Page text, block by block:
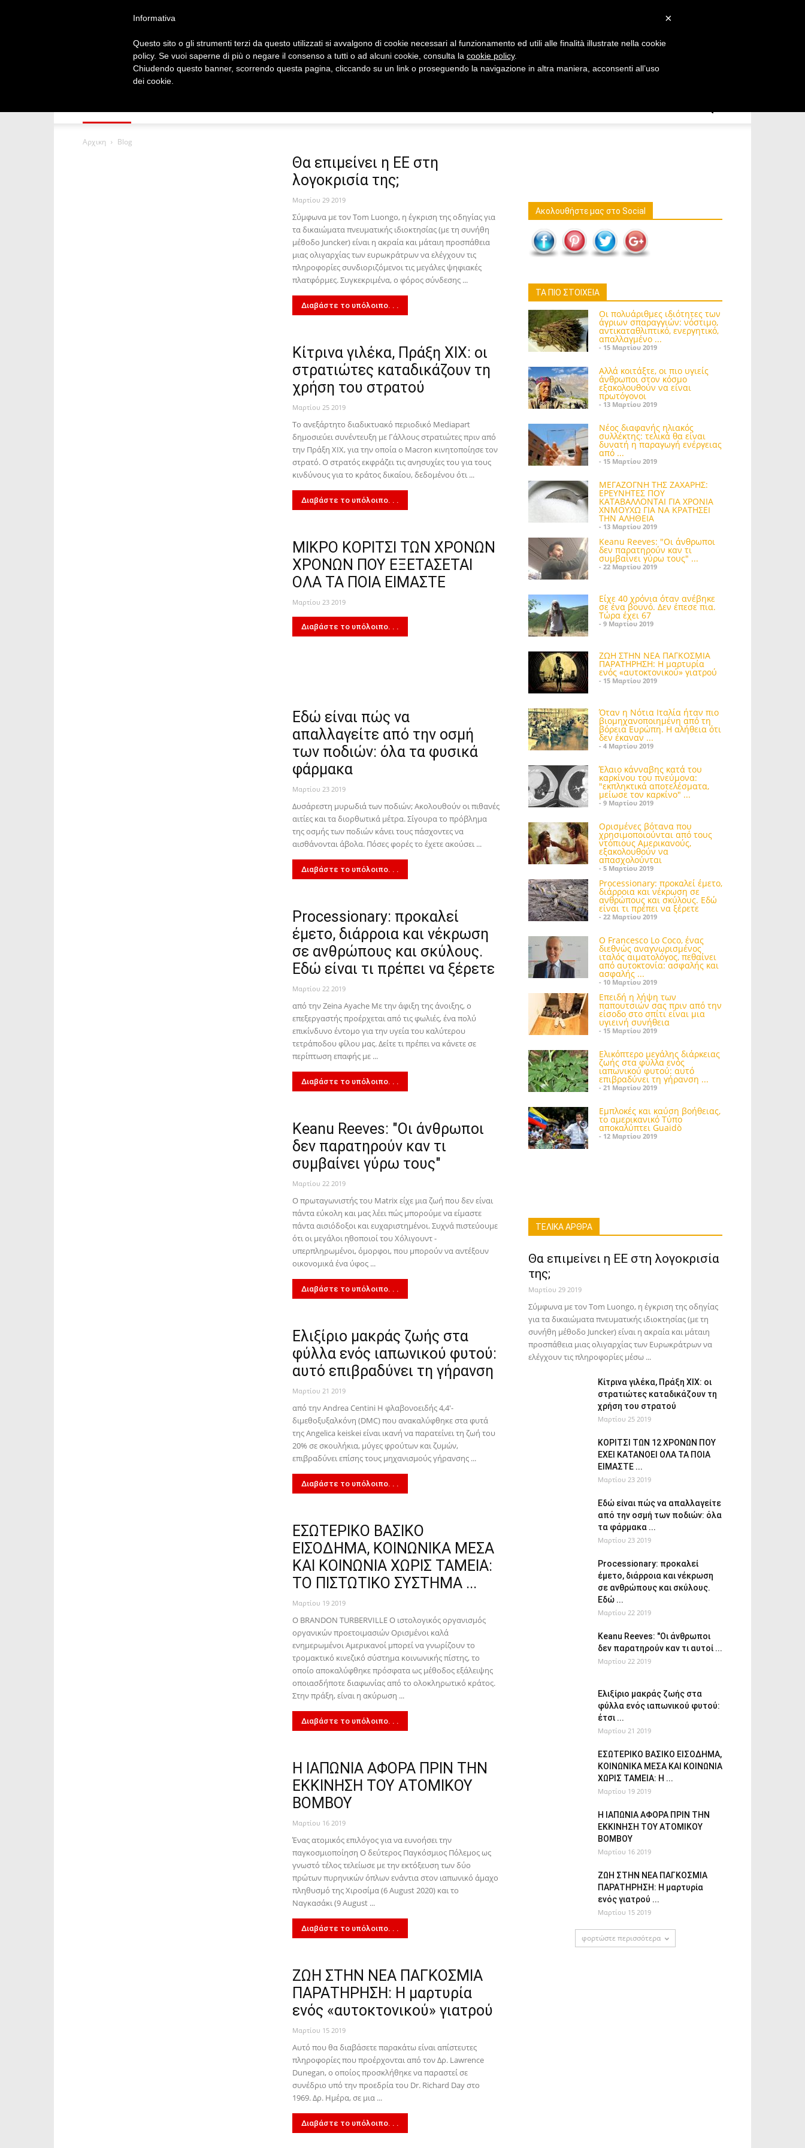
News
Αρχικη Blog
Θα επιμείνει η ΕΕ στη
λογοκρισία της;
Μαρτίου 29 2019
Σύμφωνα με τον Tom Luongo, η έγκριση της οδηγίας για
τα δικαιώματα πνευματικής ιδιοκτησίας (με τη συνήθη
μέθοδο Juncker) είναι η ακραία και μάταιη προσπάθεια
μιας ολιγαρχίας των ευρωκράτρων να ελέγχουν τις
πληροφορίες συνδιοριζόμενοι τις μεγάλες ψηφιακές
πλατφόρμες. Συγκεκριμένα, ο φόρος σύνδεσης ...
Διαβάστε το υπόλοιπο. . .
Κίτρινα γιλέκα, Πράξη XIX: οι
στρατιώτες καταδικάζουν τη
χρήση του στρατού
Μαρτίου 25 2019
Το ανεξάρτητο διαδικτυακό περιοδικό Mediapart
δημοσιεύει συνέντευξη με Γάλλους στρατιώτες πριν από
την Πράξη XIX, για την οποία ο Macron κινητοποίησε τον
στρατό. Ο στρατός εκφράζει τις ανησυχίες του για τους
κινδύνους για το κράτος δικαίου, δεδομένου ότι ...
Διαβάστε το υπόλοιπο. . .
ΜΙΚΡΟ ΚΟΡΙΤΣΙ ΤΩΝ ΧΡΟΝΩΝ
ΧΡΟΝΩΝ ΠΟΥ ΕΞΕΤΑΣΕΤΑΙ
ΟΛΑ ΤΑ ΠΟΙΑ ΕΙΜΑΣΤΕ
Μαρτίου 23 2019
Διαβάστε το υπόλοιπο. . .
Εδώ είναι πώς να
απαλλαγείτε από την οσμή
των ποδιών: όλα τα φυσικά
φάρμακα
Μαρτίου 23 2019
Δυσάρεστη μυρωδιά των ποδιών; Ακολουθούν οι πιθανές
αιτίες και τα διορθωτικά μέτρα. Σίγουρα το πρόβλημα
της οσμής των ποδιών κάνει τους πάσχοντες να
αισθάνονται άβολα. Πόσες φορές το έχετε ακούσει ...
Διαβάστε το υπόλοιπο. . .
Processionary: προκαλεί
έμετο, διάρροια και νέκρωση
σε ανθρώπους και σκύλους.
Εδώ είναι τι πρέπει να ξέρετε
Μαρτίου 22 2019
από την Zeina Ayache Με την άφιξη της άνοιξης, ο
επεξεργαστής προέρχεται από τις φωλιές, ένα πολύ
επικίνδυνο έντομο για την υγεία του καλύτερου
τετράποδου φίλου μας. Δείτε τι πρέπει να κάνετε σε
περίπτωση επαφής με ...
Διαβάστε το υπόλοιπο. . .
Keanu Reeves: "Οι άνθρωποι
δεν παρατηρούν καν τι
συμβαίνει γύρω τους"
Μαρτίου 22 2019
Ο πρωταγωνιστής του Matrix είχε μια ζωή που δεν είναι
πάντα εύκολη και μας λέει πώς μπορούμε να είμαστε
πάντα αισιόδοξοι και ευχαριστημένοι. Συχνά πιστεύουμε
ότι οι μεγάλοι ηθοποιοί του Χόλιγουντ -
υπερπληρωμένοι, όμορφοι, που μπορούν να αντέξουν
οικονομικά ένα ύφος ...
Διαβάστε το υπόλοιπο. . .
Ελιξίριο μακράς ζωής στα
φύλλα ενός ιαπωνικού φυτού:
αυτό επιβραδύνει τη γήρανση
Μαρτίου 21 2019
από την Andrea Centini Η φλαβονοειδής 4,4'-
διμεθοξυξαλκόνη (DMC) που ανακαλύφθηκε στα φυτά
της Angelica keiskei είναι ικανή να παρατείνει τη ζωή του
20% σε σκουλήκια, μύγες φρούτων και ζυμών,
επιβραδύνει επίσης τους μηχανισμούς γήρανσης ...
Διαβάστε το υπόλοιπο. . .
ΕΣΩΤΕΡΙΚΟ ΒΑΣΙΚΟ
ΕΙΣΟΔΗΜΑ, ΚΟΙΝΩΝΙΚΑ ΜΕΣΑ
ΚΑΙ ΚΟΙΝΩΝΙΑ ΧΩΡΙΣ ΤΑΜΕΙΑ:
ΤΟ ΠΙΣΤΩΤΙΚΟ ΣΥΣΤΗΜΑ ...
Μαρτίου 19 2019
Ο BRANDON TURBERVILLE Ο ιστολογικός οργανισμός
οργανικών προετοιμασιών Ορισμένοι καλά
ενημερωμένοι Αμερικανοί μπορεί να γνωρίζουν το
τρομακτικό κινεζικό σύστημα κοινωνικής πίστης, το
οποίο αποκαλύφθηκε πρόσφατα ως μέθοδος εξάλειψης
οποιασδήποτε διαφωνίας από το ολοκληρωτικό κράτος.
Στην πράξη, είναι η ακύρωση ...
Διαβάστε το υπόλοιπο. . .
Η ΙΑΠΩΝΙΑ ΑΦΟΡΑ ΠΡΙΝ ΤΗΝ
ΕΚΚΙΝΗΣΗ ΤΟΥ ΑΤΟΜΙΚΟΥ
ΒΟΜΒΟΥ
Μαρτίου 16 2019
Ένας ατομικός επιλόγος για να ευνοήσει την
παγκοσμιοποίηση Ο δεύτερος Παγκόσμιος Πόλεμος ως
γνωστό τέλος τελείωσε με την εκτόξευση των δύο
πρώτων πυρηνικών όπλων ενάντια στον ιαπωνικό άμαχο
πληθυσμό της Χιροσίμα (6 August 2020) και το
Ναγκασάκι (9 August ...
Διαβάστε το υπόλοιπο. . .
ΖΩΗ ΣΤΗΝ ΝΕΑ ΠΑΓΚΟΣΜΙΑ
ΠΑΡΑΤΗΡΗΣΗ: Η μαρτυρία
ενός «αυτοκτονικού» γιατρού
Μαρτίου 15 2019
Αυτό που θα διαβάσετε παρακάτω είναι απίστευτες
πληροφορίες που προέρχονται από τον Δρ. Lawrence
Dunegan, ο οποίος προσκλήθηκε να παραστεί σε
συνέδριο υπό την προεδρία του Dr. Richard Day στο
1969. Δρ. Ημέρα, σε μια ...
Διαβάστε το υπόλοιπο. . .
Ακολουθήστε μας στο Social
ΤΑ ΠΙΟ ΣΤΟΙΧΕΙΑ
Οι πολυάριθμες ιδιότητες των
άγριων σπαραγγιών: νόστιμο,
αντικαταθλιπτικό, ενεργητικό,
απαλλαγμένο ...
- 15 Μαρτίου 2019
Αλλά κοιτάξτε, οι πιο υγιείς
άνθρωποι στον κόσμο
εξακολουθούν να είναι
πρωτόγονοι
- 13 Μαρτίου 2019
Νέος διαφανής ηλιακός
συλλέκτης: τελικά θα είναι
δυνατή η παραγωγή ενέργειας
από ...
- 15 Μαρτίου 2019
ΜΕΓΑΖΟΓΝΗ ΤΗΣ ΖΑΧΑΡΗΣ:
ΕΡΕΥΝΗΤΕΣ ΠΟΥ
ΚΑΤΑΒΑΛΛΟΝΤΑΙ ΓΙΑ ΧΡΟΝΙΑ
ΧΝΜΟΥΧΩ ΓΙΑ ΝΑ ΚΡΑΤΗΣΕΙ
ΤΗΝ ΑΛΗΘΕΙΑ
- 13 Μαρτίου 2019
Keanu Reeves: "Οι άνθρωποι
δεν παρατηρούν καν τι
συμβαίνει γύρω τους" ...
- 22 Μαρτίου 2019
Είχε 40 χρόνια όταν ανέβηκε
σε ένα βουνό. Δεν έπεσε πια.
Τώρα έχει 67
- 9 Μαρτίου 2019
ΖΩΗ ΣΤΗΝ ΝΕΑ ΠΑΓΚΟΣΜΙΑ
ΠΑΡΑΤΗΡΗΣΗ: Η μαρτυρία
ενός «αυτοκτονικού» γιατρού
- 15 Μαρτίου 2019
Όταν η Νότια Ιταλία ήταν πιο
βιομηχανοποιημένη από τη
βόρεια Ευρώπη. Η αλήθεια ότι
δεν έκαναν ...
- 4 Μαρτίου 2019
Έλαιο κάνναβης κατά του
καρκίνου του πνεύμονα:
"εκπληκτικά αποτελέσματα,
μείωσε τον καρκίνο" ...
- 9 Μαρτίου 2019
Ορισμένες βότανα που
χρησιμοποιούνται από τους
ντόπιους Αμερικανούς,
εξακολουθούν να
απασχολούνται
- 5 Μαρτίου 2019
Processionary: προκαλεί έμετο,
διάρροια και νέκρωση σε
ανθρώπους και σκύλους. Εδώ
είναι τι πρέπει να ξέρετε
- 22 Μαρτίου 2019
Ο Francesco Lo Coco, ένας
διεθνώς αναγνωρισμένος
ιταλός αιματολόγος, πεθαίνει
από αυτοκτονία: ασφαλής και
ασφαλής ...
- 10 Μαρτίου 2019
Επειδή η λήψη των
παπουτσιών σας πριν από την
είσοδο στο σπίτι είναι μια
υγιεινή συνήθεια
- 15 Μαρτίου 2019
Ελικόπτερο μεγάλης διάρκειας
ζωής στα φύλλα ενός
ιαπωνικού φυτού: αυτό
επιβραδύνει τη γήρανση ...
- 21 Μαρτίου 2019
Εμπλοκές και καύση βοήθειας,
το αμερικανικό Τύπο
αποκαλύπτει Guaidò
- 12 Μαρτίου 2019
ΤΕΛΙΚΑ ΑΡΘΡΑ
Θα επιμείνει η ΕΕ στη λογοκρισία
της;
Μαρτίου 29 2019
Σύμφωνα με τον Tom Luongo, η έγκριση της οδηγίας
για τα δικαιώματα πνευματικής ιδιοκτησίας (με τη
συνήθη μέθοδο Juncker) είναι η ακραία και μάταιη
προσπάθεια μιας ολιγαρχίας των Ευρωκράτρων να
ελέγχουν τις πληροφορίες μέσω ...
Κίτρινα γιλέκα, Πράξη XIX: οι
στρατιώτες καταδικάζουν τη
χρήση του στρατού
Μαρτίου 25 2019
ΚΟΡΙΤΣΙ ΤΩΝ 12 ΧΡΟΝΩΝ ΠΟΥ
ΕΧΕΙ ΚΑΤΑΝΟΕΙ ΟΛΑ ΤΑ ΠΟΙΑ
ΕΙΜΑΣΤΕ ...
Μαρτίου 23 2019
Εδώ είναι πώς να απαλλαγείτε
από την οσμή των ποδιών: όλα
τα φάρμακα ...
Μαρτίου 23 2019
Processionary: προκαλεί
έμετο, διάρροια και νέκρωση
σε ανθρώπους και σκύλους.
Εδώ ...
Μαρτίου 22 2019
Keanu Reeves: "Οι άνθρωποι
δεν παρατηρούν καν τι αυτοί ...
Μαρτίου 22 2019
Ελιξίριο μακράς ζωής στα
φύλλα ενός ιαπωνικού φυτού:
έτσι ...
Μαρτίου 21 2019
ΕΣΩΤΕΡΙΚΟ ΒΑΣΙΚΟ ΕΙΣΟΔΗΜΑ,
ΚΟΙΝΩΝΙΚΑ ΜΕΣΑ ΚΑΙ ΚΟΙΝΩΝΙΑ
ΧΩΡΙΣ ΤΑΜΕΙΑ: Η ...
Μαρτίου 19 2019
Η ΙΑΠΩΝΙΑ ΑΦΟΡΑ ΠΡΙΝ ΤΗΝ
ΕΚΚΙΝΗΣΗ ΤΟΥ ΑΤΟΜΙΚΟΥ
ΒΟΜΒΟΥ
Μαρτίου 16 2019
ΖΩΗ ΣΤΗΝ ΝΕΑ ΠΑΓΚΟΣΜΙΑ
ΠΑΡΑΤΗΡΗΣΗ: Η μαρτυρία
ενός γιατρού ...
Μαρτίου 15 2019
φορτώστε περισσότερα
×
Informativa
Questo sito o gli strumenti terzi da questo utilizzati si avvalgono di cookie necessari al funzionamento ed utili alle finalità illustrate nella cookie
policy. Se vuoi saperne di più o negare il consenso a tutti o ad alcuni cookie, consulta la cookie policy.
Chiudendo questo banner, scorrendo questa pagina, cliccando su un link o proseguendo la navigazione in altra maniera, acconsenti all’uso
dei cookie.